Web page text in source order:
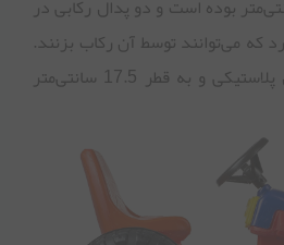
از سطح زمین 37 سانتی‌متر بوده است و دو پدال رکابی در
که می‌توانند توسط آن رکاب بزنند.
همچنین فرمان این محصول پلاستیکی و به قطر 17.5 سانتی‌متر